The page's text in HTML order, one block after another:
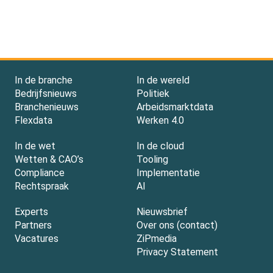
In de branche
Bedrijfsnieuws
Branchenieuws
Flexdata
In de wereld
Politiek
Arbeidsmarktdata
Werken 4.0
In de wet
Wetten & CAO’s
Compliance
Rechtspraak
In de cloud
Tooling
Implementatie
AI
Experts
Partners
Vacatures
Nieuwsbrief
Over ons (contact)
ZiPmedia
Privacy Statement